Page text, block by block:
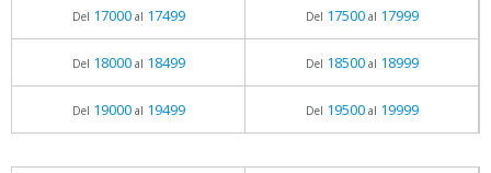
Del 17000al 17499 Del 17500al 17999
Del 18000al 18499 Del 18500al 18999
Del 19000al 19499 Del 19500al 19999